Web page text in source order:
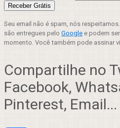
Seu email não é spam, nós
são entregues pelo Google e podem
momento. Você também pode assinar
Compartilhe no
Facebook,
Pinterest, Email...